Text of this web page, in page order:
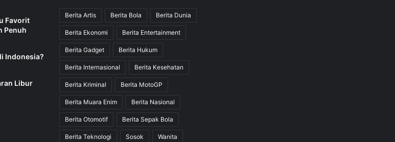
Favorit
Penuh
Indonesia?
Libur
Berita Artis Berita Bola Berita Dunia
Berita Ekonomi Berita Entertainment
Berita Gadget Berita Hukum
Berita Internasional Berita Kesehatan
Berita Kriminal Berita MotoGP
Berita Muara Enim Berita Nasional
Berita Otomotif Berita Sepak Bola
Berita Teknologi Sosok Wanita